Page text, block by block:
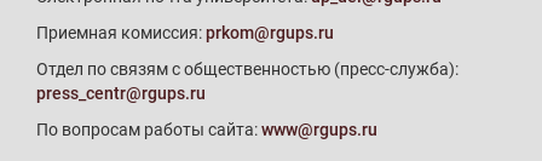
Приемная комиссия:prkom@rgups.ru
Отдел по связям с общественностью (пресс-служба):
press_centr@rgups.ru
По вопросам работы сайта:www@rgups.ru